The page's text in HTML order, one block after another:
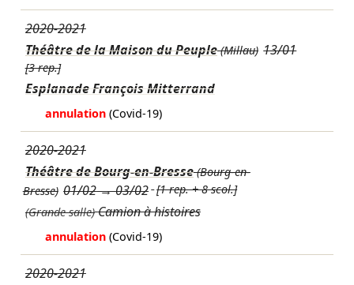
2020-2021
Théâtre de la Maison du Peuple(Millau) 13/01
[3 rep.]
Esplanade François Mitterrand
annulation (Covid-19)
2020-2021
Théâtre de Bourg-en-Bresse(Bourg-en-
Bresse) 01/02→03/02 [1 rep. + 8 scol.]
(Grande salle) Camion à histoires
annulation (Covid-19)
2020-2021